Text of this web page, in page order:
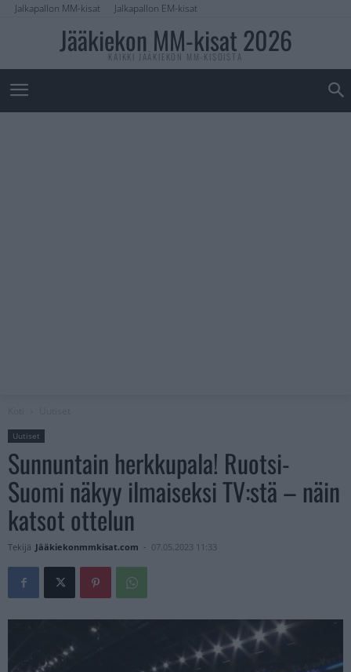
Jalkapallon MM-kisat Jalkapallon EM-kisat
Jääkiekon MM-kisat 2026
KAIKKI JÄÄKIEKON MM-KISOISTA
Uutiset
Sunnuntain herkkupala! Ruotsi-
Suomi näkyy ilmaiseksi TV:stä – näin
katsot ottelun
Tekijä Jääkiekonmmkisat.com - 07.05.2023 11:33